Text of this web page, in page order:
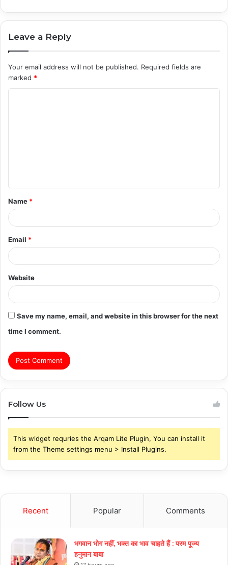
Leave a Reply
Your email address will not be published. Required fields are
marked *
t
*
Name *
Email *
Website
Save my name, email, and website in this browser for the next
time I comment.
Follow Us
This widget requries the Arqam Lite Plugin, You can install it
from the Theme settings menu > Install Plugins.
Recent Popular Comments
भगवान भोग नहीं, भक्त का भाव चाहते हैं : परम पूज्य
हनुमान बाबा